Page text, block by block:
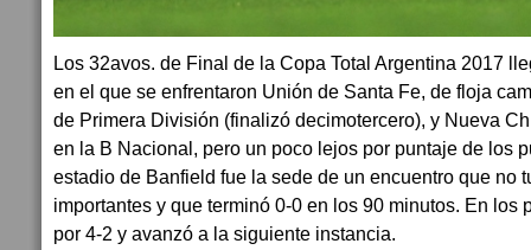
Los 32avos. de Final de la Copa Total Argentina 2017
en el que se enfrentaron Unión de Santa Fe, de floja
de Primera División (finalizó decimotercero), y Nueva
en la B Nacional, pero un poco lejos por puntaje de los
estadio de Banfield fue la sede de un encuentro que no
importantes y que terminó 0-0 en los 90 minutos. En los
por 4-2 y avanzó a la siguiente instancia.